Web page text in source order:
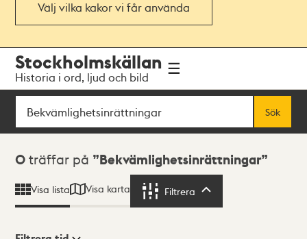
Välj vilka kakor vi får använda
navigationen
huvudinnehållet
Stockholmskällan
Historia i ord, ljud och bild
Sök
Sök
Sökresultat
0 träffar på Bekvämlighetsinrättningar
Visa lista Visa karta Filtrera